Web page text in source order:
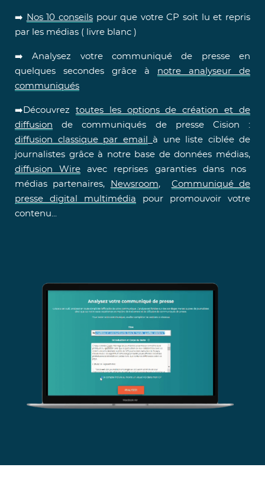
➡️ Nos 10 conseilspour que votre CP soit lu et repris
par les médias ( livre blanc )
➡️ Analysez votre communiqué de presse en
quelques secondes grâce à notre analyseur de
communiqués
➡️Découvrez toutes les options de création et de
diffusion de communiqués de presse Cision :
diffusion classique par email
à une liste ciblée de
journalistes grâce à notre base de données médias,
diffusion Wire avec reprises garanties dans nos
médias partenaires,
Newsroom, Communiqué de
presse digital multimédia pour promouvoir votre
contenu...